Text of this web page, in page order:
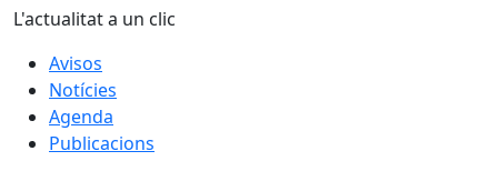
L'actualitat a un clic
Avisos
Notícies
Agenda
Publicacions